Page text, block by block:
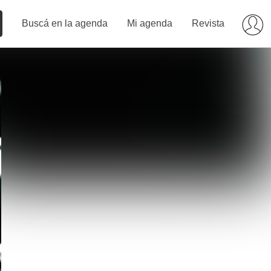
Buscá en la agenda Mi agenda Revista